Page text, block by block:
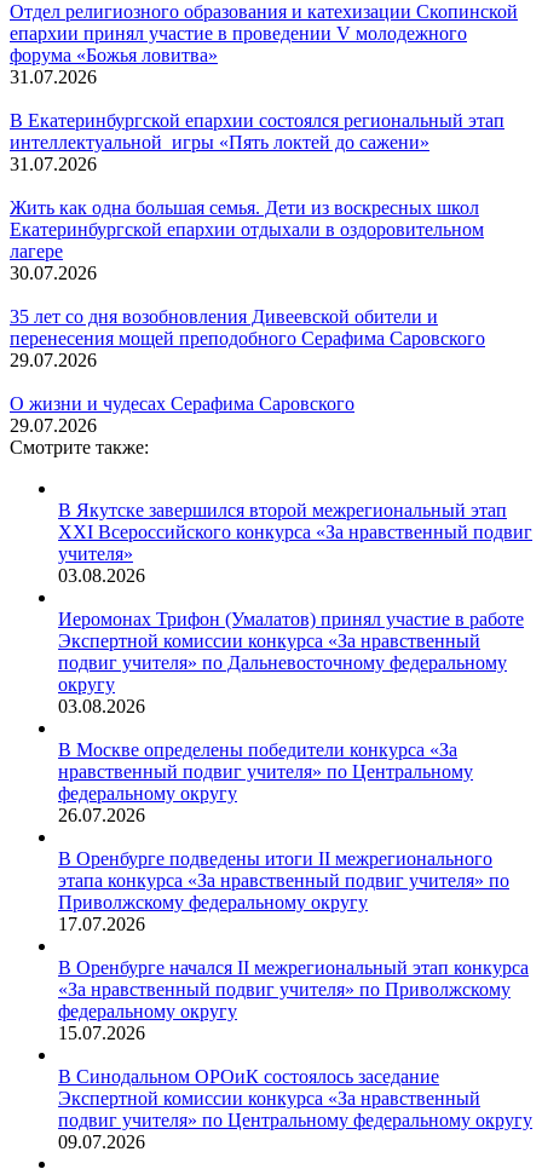
Отдел религиозного образования и катехизации Скопинской
епархии принял участие в проведении V молодежного
форума «Божья ловитва»
31.07.2026
В Екатеринбургской епархии состоялся региональный этап
интеллектуальной игры «Пять локтей до сажени»
31.07.2026
Жить как одна большая семья. Дети из воскресных школ
Екатеринбургской епархии отдыхали в оздоровительном
лагере
30.07.2026
35 лет со дня возобновления Дивеевской обители и
перенесения мощей преподобного Серафима Саровского
29.07.2026
О жизни и чудесах Серафима Саровского
29.07.2026
Смотрите также:
В Якутске завершился второй межрегиональный этап
XXI Всероссийского конкурса «За нравственный подвиг
учителя»
03.08.2026
Иеромонах Трифон (Умалатов) принял участие в работе
Экспертной комиссии конкурса «За нравственный
подвиг учителя» по Дальневосточному федеральному
округу
03.08.2026
В Москве определены победители конкурса «За
нравственный подвиг учителя» по Центральному
федеральному округу
26.07.2026
В Оренбурге подведены итоги II межрегионального
этапа конкурса «За нравственный подвиг учителя» по
Приволжскому федеральному округу
17.07.2026
В Оренбурге начался II межрегиональный этап конкурса
«За нравственный подвиг учителя» по Приволжскому
федеральному округу
15.07.2026
В Синодальном ОРОиК состоялось заседание
Экспертной комиссии конкурса «За нравственный
подвиг учителя» по Центральному федеральному округу
09.07.2026